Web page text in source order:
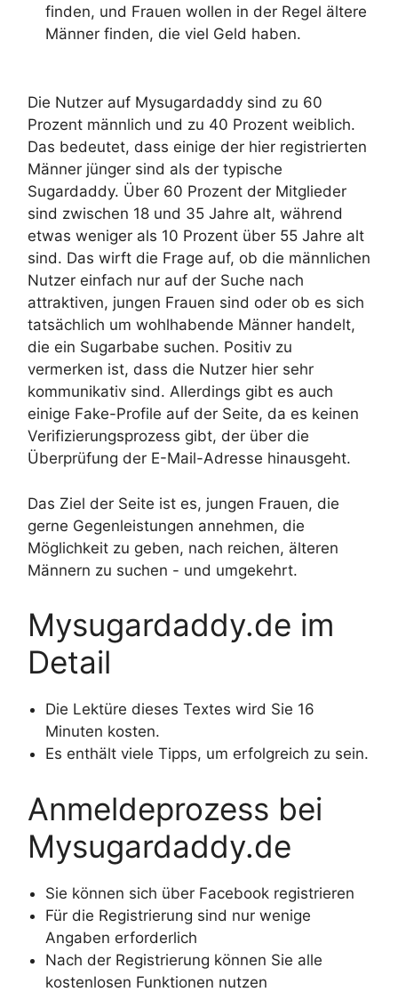
finden, und Frauen wollen in der Regel ältere
Männer finden, die viel Geld haben.
Die Nutzer auf Mysugardaddy sind zu 60
Prozent männlich und zu 40 Prozent weiblich.
Das bedeutet, dass einige der hier registrierten
Männer jünger sind als der typische
Sugardaddy. Über 60 Prozent der Mitglieder
sind zwischen 18 und 35 Jahre alt, während
etwas weniger als 10 Prozent über 55 Jahre alt
sind. Das wirft die Frage auf, ob die männlichen
Nutzer einfach nur auf der Suche nach
attraktiven, jungen Frauen sind oder ob es sich
tatsächlich um wohlhabende Männer handelt,
die ein Sugarbabe suchen. Positiv zu
vermerken ist, dass die Nutzer hier sehr
kommunikativ sind. Allerdings gibt es auch
einige Fake-Profile auf der Seite, da es keinen
Verifizierungsprozess gibt, der über die
Überprüfung der E-Mail-Adresse hinausgeht.
Das Ziel der Seite ist es, jungen Frauen, die
gerne Gegenleistungen annehmen, die
Möglichkeit zu geben, nach reichen, älteren
Männern zu suchen - und umgekehrt.
Mysugardaddy.de im
Detail
Die Lektüre dieses Textes wird Sie 16
Minuten kosten.
Es enthält viele Tipps, um erfolgreich zu sein.
Anmeldeprozess bei
Mysugardaddy.de
Sie können sich über Facebook registrieren
Für die Registrierung sind nur wenige
Angaben erforderlich
Nach der Registrierung können Sie alle
kostenlosen Funktionen nutzen